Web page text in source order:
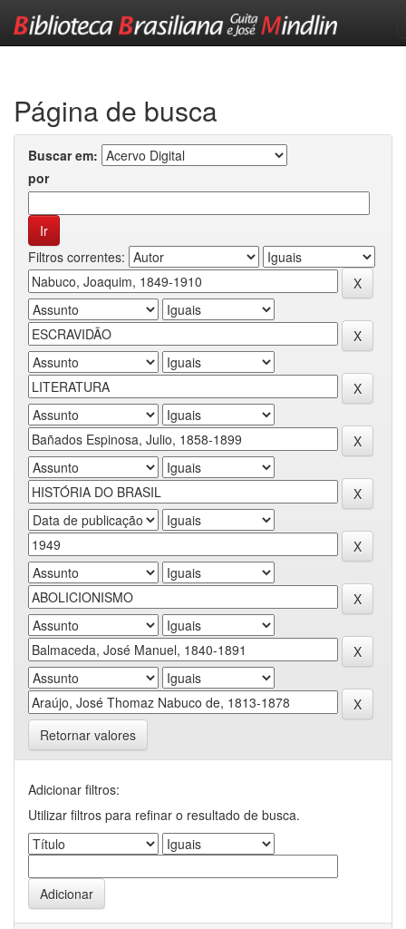
Página de busca
Buscar em:
por
Filtros correntes:
Retornar valores
Adicionar filtros:
Utilizar filtros para refinar o resultado de busca.